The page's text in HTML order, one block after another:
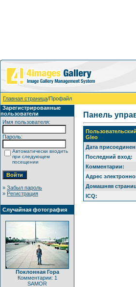
Главная страница/Профайл
Зарегистрированные
пользователи
Имя пользователя:
Пароль:
Автоматически входить
при следующем
посещении
» Забыл пароль
» Регистрация
Случайная фотография
Поклонная Гора
Комментарии: 1
SAMOR
Панель
Gleo
Дата
Последний вход:
Комментарии:
Адрес
Домашняя
ICQ: